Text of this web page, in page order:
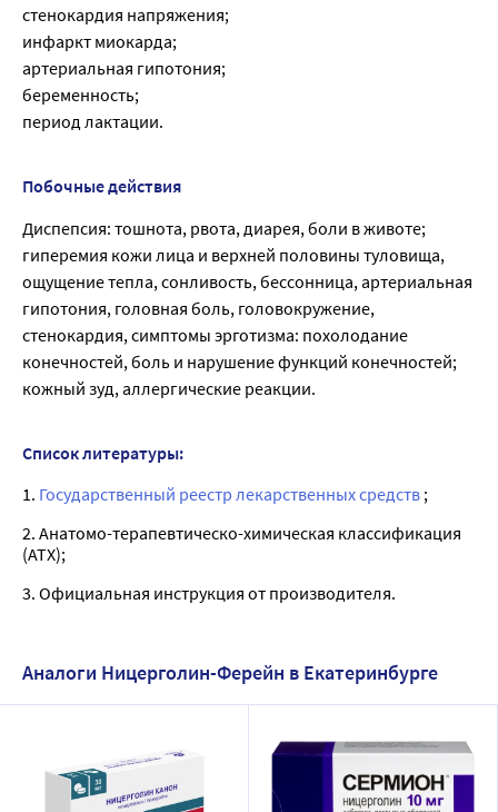
стенокардия напряжения;
инфаркт миокарда;
артериальная гипотония;
беременность;
период лактации.
Побочные действия
Диспепсия: тошнота, рвота, диарея, боли в животе;
гиперемия кожи лица и верхней половины туловища,
ощущение тепла, сонливость, бессонница, артериальная
гипотония, головная боль, головокружение,
стенокардия, симптомы эрготизма: похолодание
конечностей, боль и нарушение функций конечностей;
кожный зуд, аллергические реакции.
Список литературы:
1. Государственный реестр лекарственных средств ;
2. Анатомо-терапевтическо-химическая классификация
(ATX);
3. Официальная инструкция от производителя.
Аналоги Ницерголин-Ферейн в Екатеринбурге